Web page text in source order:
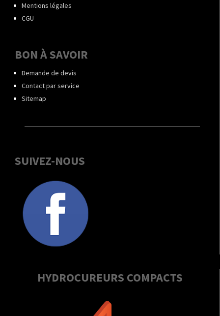
Mentions légales
CGU
BON À SAVOIR
Demande de devis
Contact par service
Sitemap
SUIVEZ-NOUS
HYDROCUREURS COMPACTS